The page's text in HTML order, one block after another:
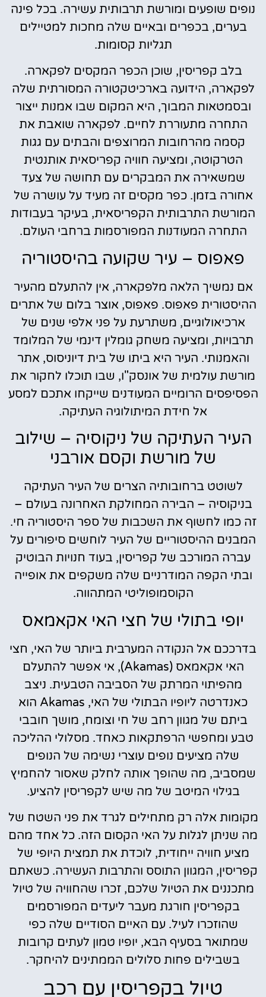
נופים שופעים ומורשת תרבותית עשירה. בכל פינה
בערים, בכפרים ובאיים שלה מחכות למטיילים
תגליות קסומות.
בלב קפריסין, שוכן הכפר המקסים לפקארה.
לפקארה, הידועה בארכיטקטורה המסורתית שלה
ובסמטאות המבוך, היא המקום שבו אמנות ייצור
התחרה מתעוררת לחיים. לפקארה שואבת את
קסמה מהרחובות המרוצפים והבתים עם גגות
הטרקוטה, ומציעה חוויה קפריסאית אותנטית
שמשאירה את המבקרים עם תחושה של צעד
אחורה בזמן. כפר מקסים זה מעיד על עושרה של
המורשת התרבותית הקפריסאית, בעיקר בעבודות
התחרה המעודנות המפורסמות ברחבי העולם.
פאפוס – עיר שקועה בהיסטוריה
אם נמשיך הלאה מלפקארה, אין להתעלם מהעיר
ההיסטורית פאפוס. פאפוס, אוצר בלום של אתרים
ארכיאולוגיים, משתרעת על פני אלפי שנים של
תרבויות, ומציעה משחק גומלין דינמי של המלומד
והאמנותי. העיר היא ביתו של בית דיוניסוס, אתר
מורשת עולמית של אונסק"ו, שבו תוכלו לחקור את
הפסיפסים הרומיים המעודנים שייקחו אתכם למסע
אל חידת המיתולוגיה העתיקה.
העיר העתיקה של ניקוסיה – שילוב
של מורשת וקסם אורבני
לשוטט ברחובותיה הצרים של העיר העתיקה
בניקוסיה – הבירה המחולקת האחרונה בעולם –
זה כמו לחשוף את השכבות של ספר היסטוריה חי.
המבנים ההיסטוריים של העיר לוחשים סיפורים על
עברה המורכב של קפריסין, בעוד חנויות הבוטיק
ובתי הקפה המודרניים שלה משקפים את אופייה
הקוסמופוליטי המתהווה.
יופי בתולי של חצי האי אקאמאס
בדרככם אל הנקודה המערבית ביותר של האי, חצי
האי אקאמאס (Akamas), אי אפשר להתעלם
מהפיתוי המרתק של הסביבה הטבעית. ניצב
כאנדרטה ליופיו הבתולי של האי, Akamas הוא
ביתם של מגוון רחב של חי וצומח, מושך חובבי
טבע ומחפשי הרפתקאות כאחד. מסלולי ההליכה
שלה מציעים נופים עוצרי נשימה של הנופים
שמסביב, מה שהופך אותה לחלק שאסור להחמיץ
בגילוי המיטב של מה שיש לקפריסין להציע.
מקומות אלה רק מתחילים לגרד את פני השטח של
מה שניתן לגלות על האי הקסום הזה. כל אחד מהם
מציע חוויה ייחודית, לוכדת את תמצית היופי של
קפריסין, המגוון התוסס והתרבות העשירה. כשאתם
מתכננים את הטיול שלכם, זכרו שהחוויה של טיול
בקפריסין חורגת מעבר ליעדים המפורסמים
שהוזכרו לעיל. עם האיים הסודיים שלה כפי
שמתואר בסעיף הבא, יופיו טמון לעתים קרובות
בשבילים פחות סלולים הממתינים להיחקר.
טיול בקפריסין עם רכב